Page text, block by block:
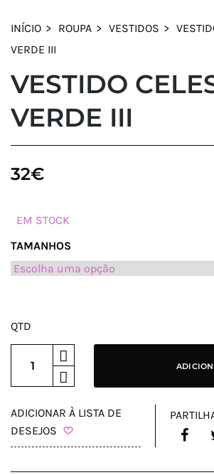
INÍCIO ROUPA VESTIDOS
VERDE III
VESTIDO
VERDE III
32€
EM STOCK
TAMANHOS
QTD
ADICIONAR À LISTA DE
DESEJOS